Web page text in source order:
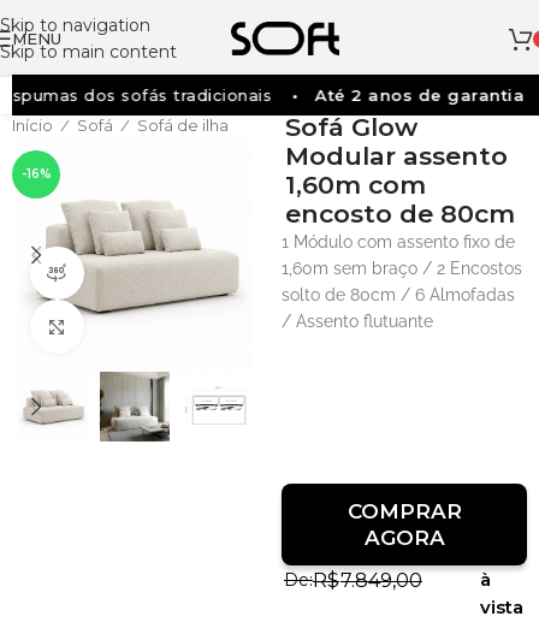
Skip to navigation
Skip to main content
MENU
dos sofás tradicionais
Até 2 anos de garantia
Início / Sofá / Sofá de ilha
-16%
Visão do produto em 360º
Sofá Glow
Modular assento
1,60m com
encosto de 80cm
1 Módulo com assento fixo de
1,60m sem braço / 2 Encostos
solto de 80cm / 6 Almofadas
/ Assento flutuante
COMPRAR
AGORA
R$7.849,00
à
vista